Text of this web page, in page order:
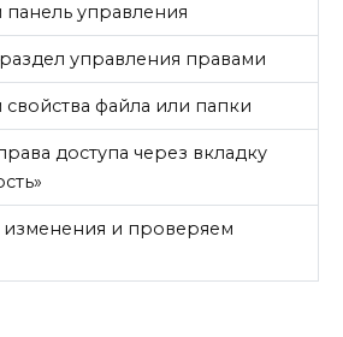
управления
управления правами
файла или папки
доступа через вкладку
и проверяем